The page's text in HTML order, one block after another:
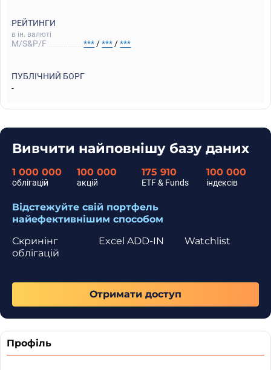
РЕЙТИНГИ
в ін. валюті
M/S&P/F *** /*** /***
ПУБЛІЧНИЙ БОРГ
-
Вивчити найповнішу базу даних
1 000 000
облігацій
100 000
акцій
175 910
ETF & Funds
100 000
індексів
Відстежуйте свій портфель
найефективнішим способом
Скринінг
облігацій
Watchlist
Excel ADD-IN
Отримати доступ
Профіль